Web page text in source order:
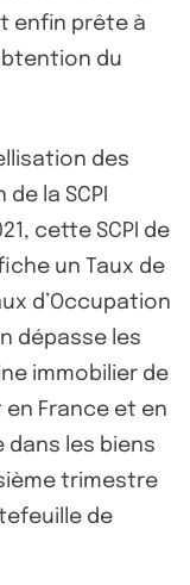
enfin prête à
du
des
la SCPI
cette SCPI de
un Taux de
d’Occupation
dépasse les
immobilier de
en France et en
dans les biens
trimestre
de